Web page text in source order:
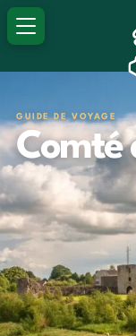
GUIDE DE VOYAGE
Comté